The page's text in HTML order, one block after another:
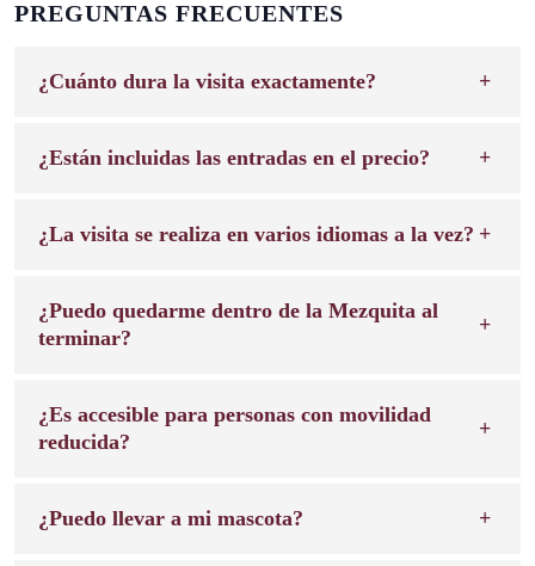
PREGUNTAS FRECUENTES
¿Cuánto dura la visita exactamente?
¿Están incluidas las entradas en el precio?
¿La visita se realiza en varios idiomas a la vez?
¿Puedo quedarme dentro de la Mezquita al
terminar?
¿Es accesible para personas con movilidad
reducida?
¿Puedo llevar a mi mascota?